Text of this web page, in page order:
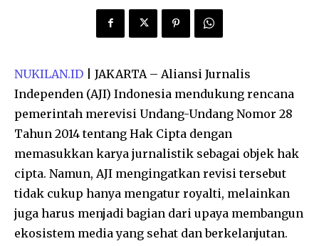
NUKILAN.ID | JAKARTA – Aliansi Jurnalis
Independen (AJI) Indonesia mendukung rencana
pemerintah merevisi Undang-Undang Nomor 28
Tahun 2014 tentang Hak Cipta dengan
memasukkan karya jurnalistik sebagai objek hak
cipta. Namun, AJI mengingatkan revisi tersebut
tidak cukup hanya mengatur royalti, melainkan
juga harus menjadi bagian dari upaya membangun
ekosistem media yang sehat dan berkelanjutan.